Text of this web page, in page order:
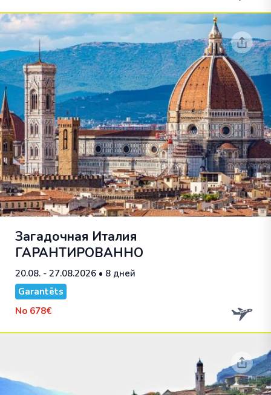
Загадочная Италия
ГАРАНТИРОВАННО
20.08. - 27.08.2026 • 8 дней
Garantēts
No 678€